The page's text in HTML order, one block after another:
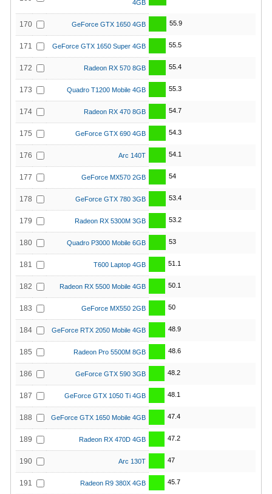
4GB
170 GeForce GTX 1650 4GB 55.9
171 GeForce GTX 1650 Super 4GB 55.5
172 Radeon RX 570 8GB 55.4
173 Quadro T1200 Mobile 4GB 55.3
174 Radeon RX 470 8GB 54.7
175 GeForce GTX 690 4GB 54.3
176 Arc 140T 54.1
177 GeForce MX570 2GB 54
178 GeForce GTX 780 3GB 53.4
179 Radeon RX 5300M 3GB 53.2
180 Quadro P3000 Mobile 6GB 53
181 T600 Laptop 4GB 51.1
182 Radeon RX 5500 Mobile 4GB 50.1
183 GeForce MX550 2GB 50
184 GeForce RTX 2050 Mobile 4GB 48.9
185 Radeon Pro 5500M 8GB 48.6
186 GeForce GTX 590 3GB 48.2
187 GeForce GTX 1050 Ti 4GB 48.1
188 GeForce GTX 1650 Mobile 4GB 47.4
189 Radeon RX 470D 4GB 47.2
190 Arc 130T 47
191 Radeon R9 380X 4GB 45.7